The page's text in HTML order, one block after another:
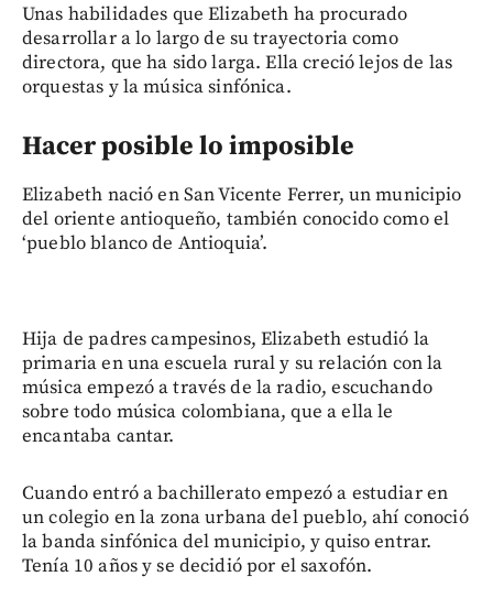
Unas habilidades que Elizabeth ha procurado
desarrollar a lo largo de su trayectoria como
directora, que ha sido larga. Ella creció lejos de las
orquestas y la música sinfónica.
Hacer posible lo imposible
Elizabeth nació en San Vicente Ferrer, un municipio
del oriente antioqueño, también conocido como el
‘pueblo blanco de Antioquia’.
Hija de padres campesinos, Elizabeth estudió la
primaria en una escuela rural y su relación con la
música empezó a través de la radio, escuchando
sobre todo música colombiana, que a ella le
encantaba cantar.
Cuando entró a bachillerato empezó a estudiar en
un colegio en la zona urbana del pueblo, ahí conoció
la banda sinfónica del municipio, y quiso entrar.
Tenía 10 años y se decidió por el saxofón.